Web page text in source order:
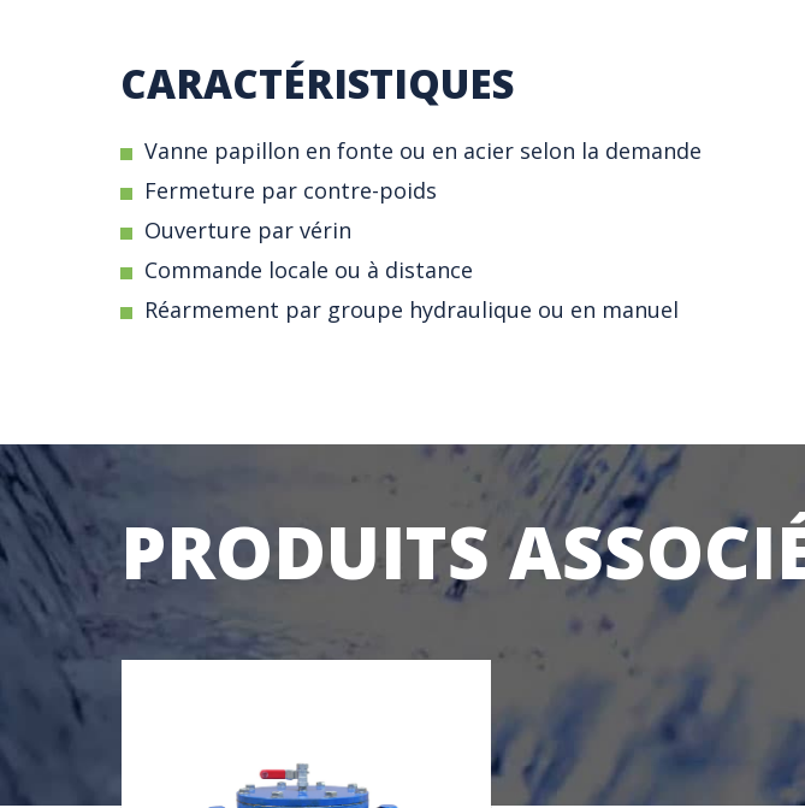
CARACTÉRISTIQUES
Vanne papillon en fonte ou en acier selon la demande
Fermeture par contre-poids
Ouverture par vérin
Commande locale ou à distance
Réarmement par groupe hydraulique ou en manuel
PRODUITS